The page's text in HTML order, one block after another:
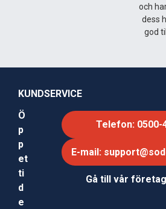
och
dess
god
KUNDSERVICE
Ö
p
p
et
ti
d
e
Telefon: 0500-
E-mail:
Gå till vår